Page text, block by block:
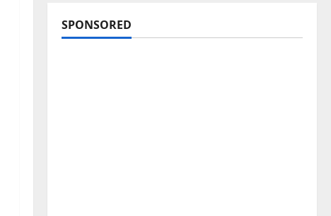
SPONSORED